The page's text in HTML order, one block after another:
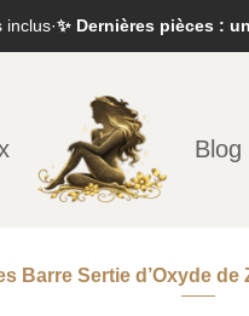
inclus·✨ Dernières pièces :
Blog
Barre Sertie d’Oxyde